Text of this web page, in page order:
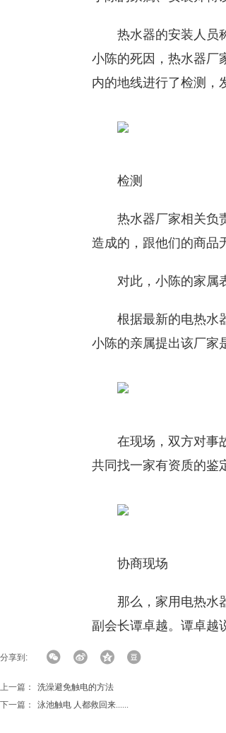
热水器的安装人员称
小陈的死因，热水器厂
内的地线进行了检测，
检测
热水器厂家相关负责
造成的，跟他们的商品
对此，小陈的家属
根据最新的电热水器
小陈的亲属提出该厂家
在现场，双方对事故
共同找一家有资质的鉴
协商现场
那么，家用电热水器
副会长谭卓越。谭卓越
分享到:
上一篇：
洗澡避免触电的方法
下一篇：
泳池触电 人都救回来......